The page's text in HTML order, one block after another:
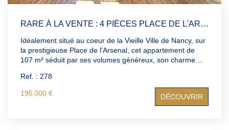
RARE À LA VENTE : 4 PIÈCES PLACE DE L'ARSENAL - VIEILLE VILLE DE NANCY
Idéalement situé au coeur de la Vieille Ville de Nancy, sur
la prestigieuse Place de l'Arsenal, cet appartement de
107 m² séduit par ses volumes généreux, son charme
places du centre historique. Composé de 4 pièces dont 2
chambres, il bénéficie d'une luminosité exceptionnelle
grâce à sa superbe exposition. De beaux éléments de
caractère viennent renforcer son authenticité et offrent un
Ref. : 278
195 000 € DÉCOUVRIR